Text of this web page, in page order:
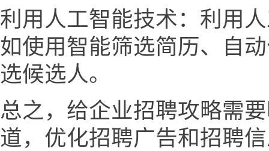
利用人工智能技术：利用
如使用智能筛选简历、自
选候选人。
总之，给企业招聘攻略需
道，优化招聘广告和招聘